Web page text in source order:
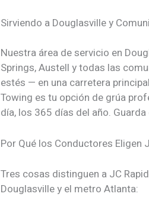
Sirviendo a Douglasville y
Nuestra área de servicio en
Springs, Austell y todas las
estés — en una carretera
Towing es tu opción de grúa
día, los 365 días del año. Guarda
Por Qué los Conductores Eligen
Tres cosas distinguen a JC
Douglasville y el metro Atlanta: